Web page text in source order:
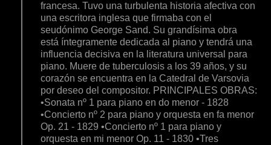
francesa. Tuvo una turbulenta historia afectiva con
una escritora inglesa que firmaba con el
seudónimo George Sand. Su grandísima obra
está íntegramente dedicada al piano y tendrá una
influencia decisiva en la literatura universal para
piano. Muere de tuberculosis a los 39 años, y su
corazón se encuentra en la Catedral de Varsovia
por deseo del compositor. PRINCIPALES OBRAS:
•Sonata nº 1 para piano en do menor - 1828
•Concierto nº 2 para piano y orquesta en fa menor
Op. 21 - 1829 •Concierto nº 1 para piano y
orquesta en mi menor Op. 11 - 1830 •Tres